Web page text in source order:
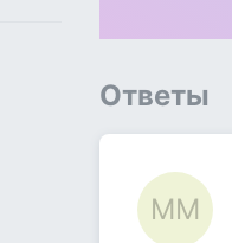
Ответы
ММ